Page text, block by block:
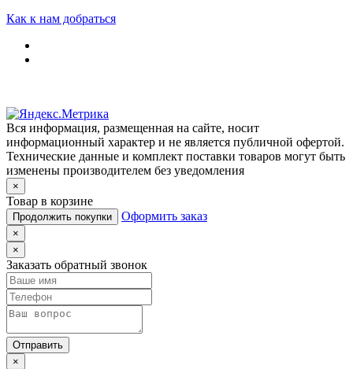
Как к нам добраться
Вся информация, размещенная на сайте, носит
информационный характер и не является публичной офертой.
Технические данные и комплект поставки товаров могут быть
изменены производителем без уведомления
×
Товар в корзине
Продолжить покупки Оформить заказ
×
×
Заказать обратный звонок
Отправить
×